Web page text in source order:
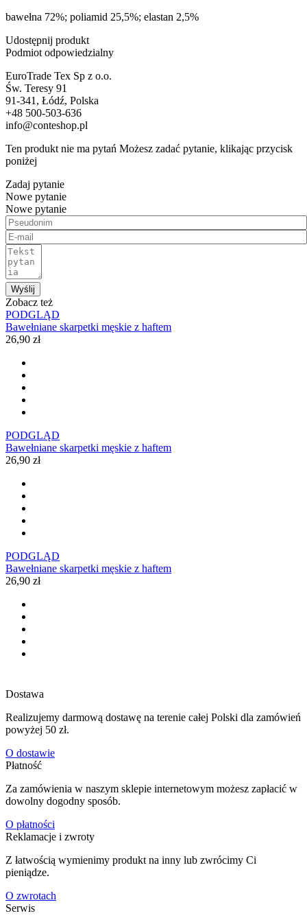
bawełna 72%; poliamid 25,5%; elastan 2,5%
Udostępnij produkt
Podmiot odpowiedzialny
EuroTrade Tex Sp z o.o.
Św. Teresy 91
91-341, Łódź, Polska
+48 500-503-636
info@conteshop.pl
Ten produkt nie ma pytań Możesz zadać pytanie, klikając przycisk
poniżej
Zadaj pytanie
Nowe pytanie
Nowe pytanie
Wyślij
Zobacz też
PODGLĄD
Bawełniane skarpetki męskie z haftem
26,90 zł
PODGLĄD
Bawełniane skarpetki męskie z haftem
26,90 zł
PODGLĄD
Bawełniane skarpetki męskie z haftem
26,90 zł
Dostawa
Realizujemy darmową dostawę na terenie całej Polski dla zamówień
powyżej 50 zł.
O dostawie
Płatność
Za zamówienia w naszym sklepie internetowym możesz zapłacić w
dowolny dogodny sposób.
O płatności
Reklamacje i zwroty
Z łatwością wymienimy produkt na inny lub zwrócimy Ci
pieniądze.
O zwrotach
Serwis